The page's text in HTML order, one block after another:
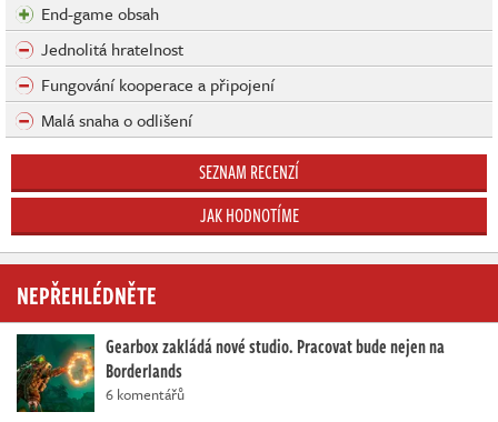
End-game obsah
Jednolitá hratelnost
Fungování kooperace a připojení
Malá snaha o odlišení
SEZNAM RECENZÍ
JAK HODNOTÍME
NEPŘEHLÉDNĚTE
Gearbox zakládá nové studio. Pracovat bude nejen na
Borderlands
6 komentářů